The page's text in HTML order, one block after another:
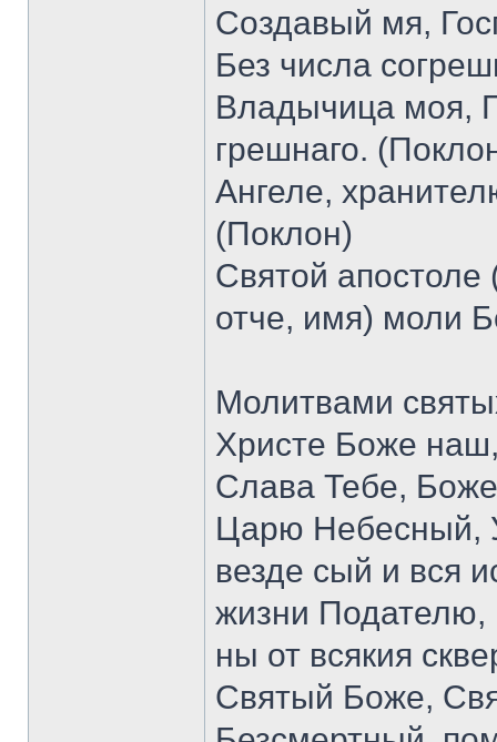
Создавый мя,
Без числа
Владычица моя,
грешнаго.
Ангеле,
(Поклон)
Святой
отче, имя) моли
Молитвами
Христе Боже
Слава Тебе,
Царю Небесный,
везде сый и вся
жизни Подателю,
ны от всякия
Святый Боже,